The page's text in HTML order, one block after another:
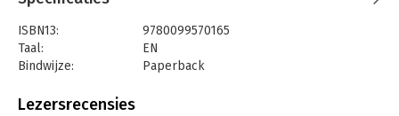
ISBN13:
9780099570165
Taal:
EN
Bindwijze:
Paperback
Uitgever:
Lezersrecensies